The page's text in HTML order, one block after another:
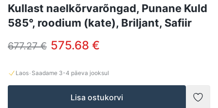
Kullast naelkõrvarõngad, Punane Kuld
585°, roodium (kate), Briljant, Safiir
677.27 € 575.68 €
Laos· Saadame 3-4 päeva jooksul
Lisa ostukorvi